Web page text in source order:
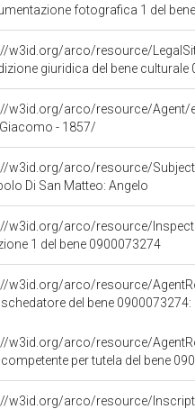
fotografica 1 del
w3id.org/arco/resource/
giuridica del bene
w3id.org/arco/resource/Agent/
Giacomo - 1857/
w3id.org/arco/resource/
Di San Matteo: Angelo
w3id.org/arco/resource/
1 del bene 0900073274
w3id.org/arco/resource/
schedatore del bene
w3id.org/arco/resource/
competente per tutela del bene
w3id.org/arco/resource/